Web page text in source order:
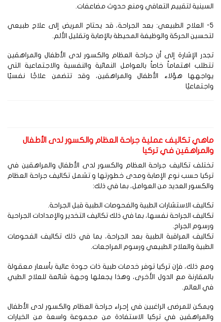
لتقييم التعافي ومنع حدوث مضاعفات.
5- العلاج الطبيعي: بعد الجراحة، قد يحتاج المريض إلى علاج طبيعي
الحركة والوظيفة المحيطة بالإصابة وتقليل الألم.
الإشارة إلى أن جراحة العظام والكسور لدى الأطفال والمراهقين
اهتماماً خاصاً بالعوامل النمائية والنفسية والاجتماعية التي
هؤلاء الأطفال والمراهقين، وقد تتضمن علاجًا نفسيًا
تكاليف عملية جراحة العظام والكسور لدى الأطفال
في تركيا
تكاليف جراحة العظام والكسور لدى الأطفال والمراهقين في
حسب نوع الإصابة ومدى خطورتها و تشمل تكاليف جراحة العظام
العديد من العوامل، بما في ذلك:
الاستشارات الطبية والفحوصات الطبية قبل الجراحة.
الجراحة نفسها، بما في ذلك تكاليف التخدير والإمدادات الجراحية
الجراح.
المراقبة الطبية بعد الجراحة، بما في ذلك تكاليف الفحوصات
والعلاج الطبيعي ورسوم المراجعات.
ذلك، فإن تركيا توفر خدمات طبية ذات جودة عالية بأسعار معقولة
مع الدول الأخرى، وهذا يجعلها وجهة شائعة للعلاج الطبي
العالم.
للمرضى الراغبين في إجراء جراحة العظام والكسور لدى الأطفال
في تركيا الاستفادة من مجموعة واسعة من الخيارات